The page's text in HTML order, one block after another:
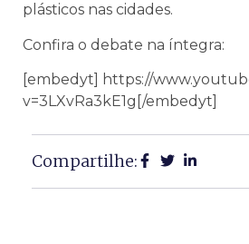
plásticos nas cidades.
Confira o debate na íntegra:
[embedyt] https://
v=3LXvRa3kE1g[/embedyt]
Compartilhe: